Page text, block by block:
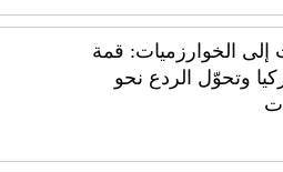
إلى الخوارزميات: قمة
وتحوّل الردع نحو